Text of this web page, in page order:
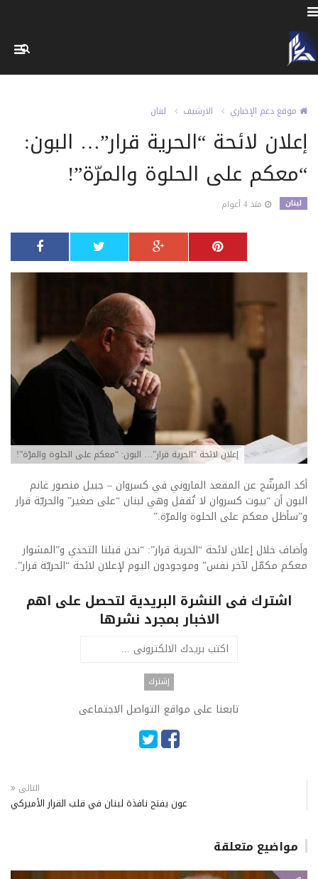
موقع دعم الإخباري الارشيف لبنان
إعلان لائحة “الحرية قرار”… البون:
“معكم على الحلوة والمرّة”!
لبنان منذ 4 أعوام
إعلان لائحة “الحرية قرار”… البون: “معكم على الحلوة والمرّة”!
أكد المرشّح عن المقعد الماروني في كسروان – جبيل منصور غانم
البون أن “بيوت كسروان لا تُقفل وهي لبنان “على صغير” والحريّة قرار
و”سأظل معكم على الحلوة والمرّة.”
وأضاف خلال إعلان لائحة “الحرية قرار”: “نحن قبلنا التحدي و”المشوار
معكم مكمّل لآخر نفس” وموجودون اليوم لإعلان لائحة “الحريّة قرار”.
اشترك فى النشرة البريدية لتحصل على اهم
الاخبار بمجرد نشرها
تابعنا على مواقع التواصل الاجتماعى
التالى
عون يفتح نافذة لبنان في قلب القرار الأميركي
مواضيع متعلقة